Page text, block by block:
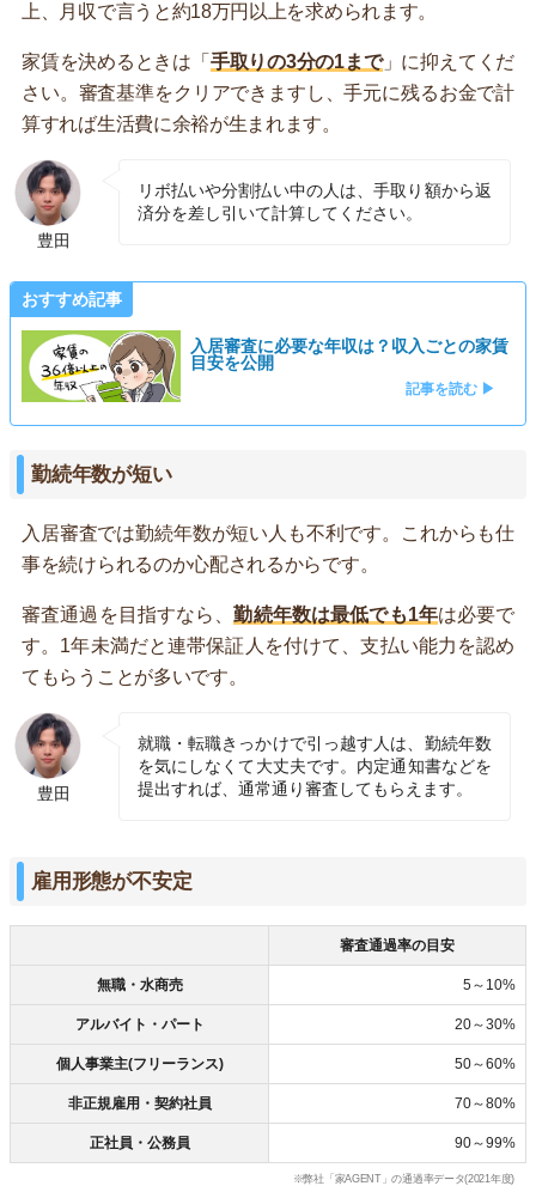
上、月収で言うと約18万円以上を求められます。
家賃を決めるときは「 手取りの3分の1まで」に抑えてくだ
さい。審査基準をクリアできますし、手元に残るお金で計
算すれば生活費に余裕が生まれます。
豊田
リボ払いや分割払い中の人は、手取り額から返
済分を差し引いて計算してください。
おすすめ記事
入居審査に必要な年収は？収入ごとの家賃
目安を公開
記事を読む ▶
勤続年数が短い
入居審査では勤続年数が短い人も不利です。これからも仕
事を続けられるのか心配されるからです。
審査通過を目指すなら、勤続年数は最低でも1年は必要で
す。1年未満だと連帯保証人を付けて、支払い能力を認め
てもらうことが多いです。
豊田
就職・転職きっかけで引っ越す人は、勤続年数
を気にしなくて大丈夫です。内定通知書などを
提出すれば、通常通り審査してもらえます。
雇用形態が不安定
審査通過率の目安
無職・水商売 5～10%
アルバイト・パート 20～30%
個人事業主(フリーランス) 50～60%
非正規雇用・契約社員 70～80%
正社員・公務員 90～99%
※弊社「家AGENT」の通過率データ(2021年度)